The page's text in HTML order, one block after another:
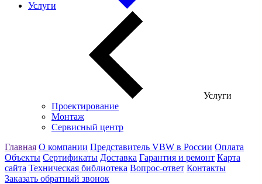
Услуги
Услуги
Проектирование
Монтаж
Сервисный центр
Главная О компании Представитель VBW в России Оплата
Объекты Сертификаты Доставка Гарантия и ремонт Карта
сайта Техническая библиотека Вопрос-ответ Контакты
Заказать обратный звонок